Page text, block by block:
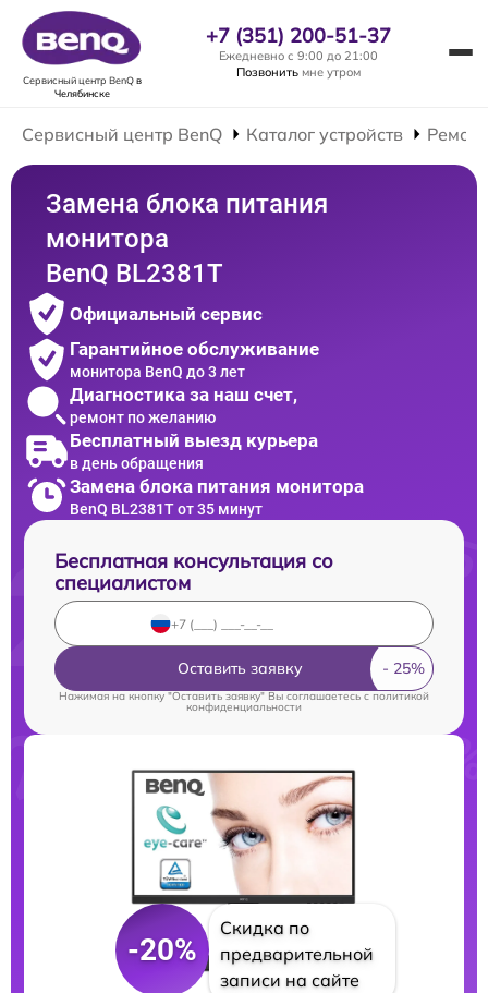
Сервисный центр BenQв
Челябинске
+7 (351) 200-51-37
Ежедневно с 9:00 до 21:00
Позвонить мне утром
Сервисный центр BenQ Каталог устройств
Замена блока питания
монитора
BenQ BL2381T
Официальный сервис
Гарантийное обслуживание
монитора BenQ до 3 лет
Диагностика за наш счет,
ремонт по желанию
Бесплатный выезд курьера
в день обращения
Замена блока питания монитора
BenQ BL2381T от 35 минут
Бесплатная консультация со
специалистом
Оставить заявку
Нажимая на кнопку "Оставить заявку" Вы соглашаетесь cполитикой
конфиденциальности
-20%
Скидка по
предварительной
записи на сайте